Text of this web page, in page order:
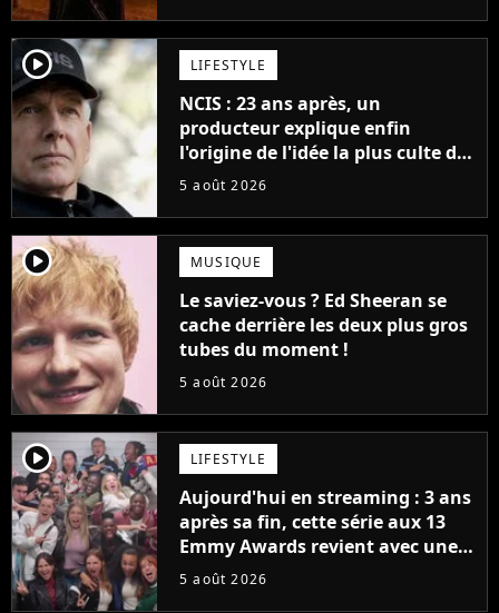
player2 LIFESTYLE
NCIS : 23 ans après, un
producteur explique enfin
l'origine de l'idée la plus culte de
la série (et on ne parle pas du
5 août 2026
player2 MUSIQUE
Le saviez-vous ? Ed Sheeran se
cache derrière les deux plus gros
tubes du moment !
5 août 2026
player2 LIFESTYLE
Aujourd'hui en streaming : 3 ans
après sa fin, cette série aux 13
Emmy Awards revient avec une
suite... totalement différente
5 août 2026